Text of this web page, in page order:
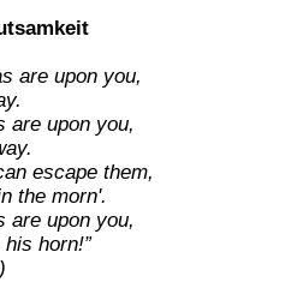
are upon you,
are upon you,
escape them,
the morn'.
are upon you,
horn!”